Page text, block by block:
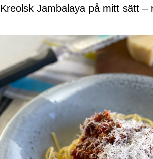
Kreolsk Jambalaya på mitt sätt –